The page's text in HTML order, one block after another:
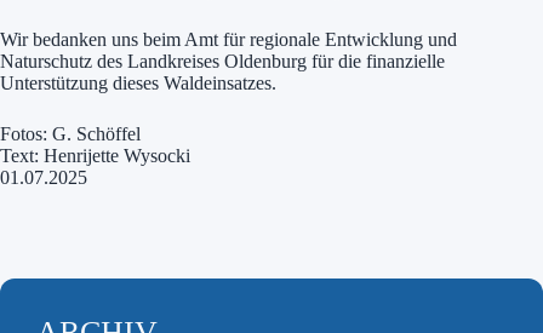
Wir bedanken uns beim Amt für regionale Entwicklung und
Naturschutz des Landkreises Oldenburg für die finanzielle
Unterstützung dieses Waldeinsatzes.
Fotos: G. Schöffel
Text: Henrijette Wysocki
01.07.2025